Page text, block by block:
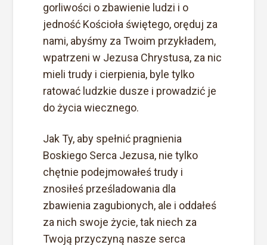
gorliwości o zbawienie ludzi i o
jedność Kościoła świętego, oręduj za
nami, abyśmy za Twoim przykładem,
wpatrzeni w Jezusa Chrystusa, za nic
mieli trudy i cierpienia, byle tylko
ratować ludzkie dusze i prowadzić je
do życia wiecznego.
Jak Ty, aby spełnić pragnienia
Boskiego Serca Jezusa, nie tylko
chętnie podejmowałeś trudy i
znosiłeś prześladowania dla
zbawienia zagubionych, ale i oddałeś
za nich swoje życie, tak niech za
Twoją przyczyną nasze serca